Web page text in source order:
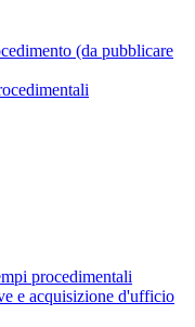
(da pubblicare
procedimentali
e acquisizione d'ufficio